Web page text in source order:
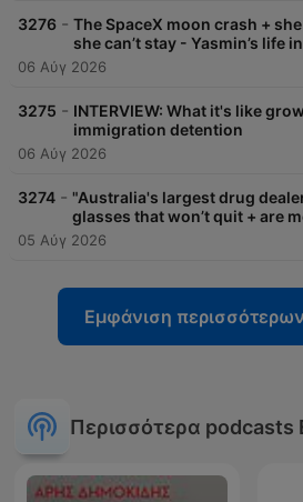
3276 - The SpaceX moon crash +
she can’t stay - Yasmin’s life
06 Αύγ 2026
3275 - INTERVIEW: What it's like
immigration detention
06 Αύγ 2026
3274 - "Australia's largest drug
glasses that won’t quit + are
05 Αύγ 2026
Εμφάνιση
Περισσότερα podcasts